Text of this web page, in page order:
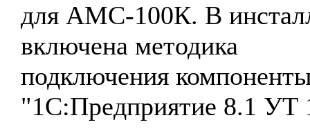
для АМС-100К. В
включена методика
подключения
"1С:Предприятие 8.1 УТ